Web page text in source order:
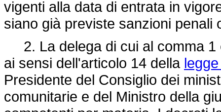
vigenti alla data di entrata in
siano già previste sanzioni penali
2. La delega di cui al comma 1
ai sensi dell'articolo 14 della
Presidente del Consiglio dei
comunitarie e del Ministro della